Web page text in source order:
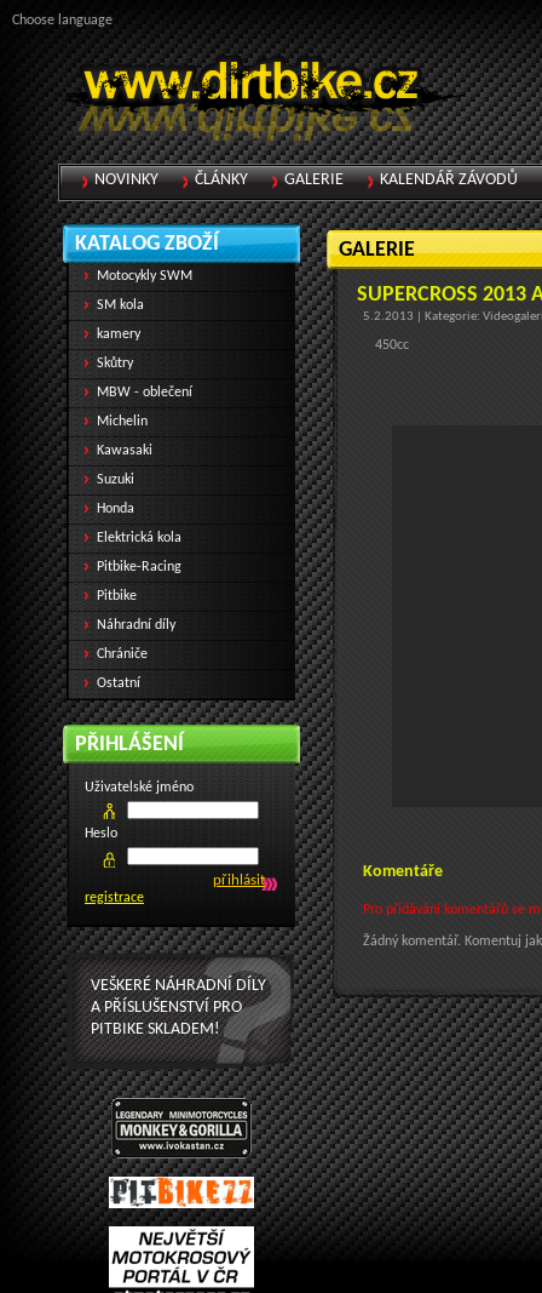
GALERIE
SUPERCROSS
5.2.2013 | Kategorie:
450cc
Komentáře
Pro přidávání komentářů se
Žádný komentář. Komentuj
KATALOG ZBOŽÍ
Motocykly SWM
SM kola
kamery
Skůtry
MBW - oblečení
Michelin
Kawasaki
Suzuki
Honda
Elektrická kola
Pitbike-Racing
Pitbike
Náhradní díly
Chrániče
Ostatní
PŘIHLÁŠENÍ
Uživatelské jméno
Heslo
registrace
VEŠKERÉ NÁHRADNÍ DÍLY
A PŘÍSLUŠENSTVÍ PRO
PITBIKE SKLADEM!
NOVINKY ČLÁNKY GALERIE KALENDÁŘ ZÁVODŮ
Choose language